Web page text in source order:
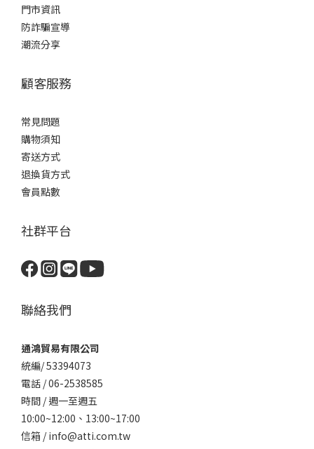
門市資訊
防詐騙宣導
潮流分享
顧客服務
常見問題
購物須知
寄送方式
退換貨方式
會員點數
社群平台
聯絡我們
通鴻貿易有限公司
統編/ 53394073
電話 / 06-2538585
時間 / 週一至週五
10:00~12:00、 13:00~17:00
信箱 / info@atti.com.tw